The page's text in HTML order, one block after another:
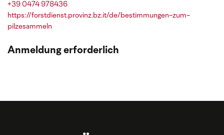
+39 0474 978436
https://forstdienst.provinz.bz.it/de/bestimmungen-zum-
pilzesammeln
Anmeldung erforderlich